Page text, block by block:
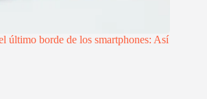
último borde de los smartphones: Así